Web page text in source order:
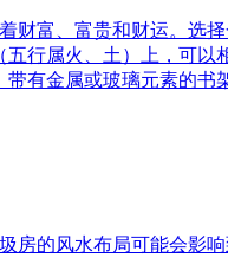
富、富贵和财运。选
行属火、土）上，可
有金属或玻璃元素的书
房的风水布局可能会影